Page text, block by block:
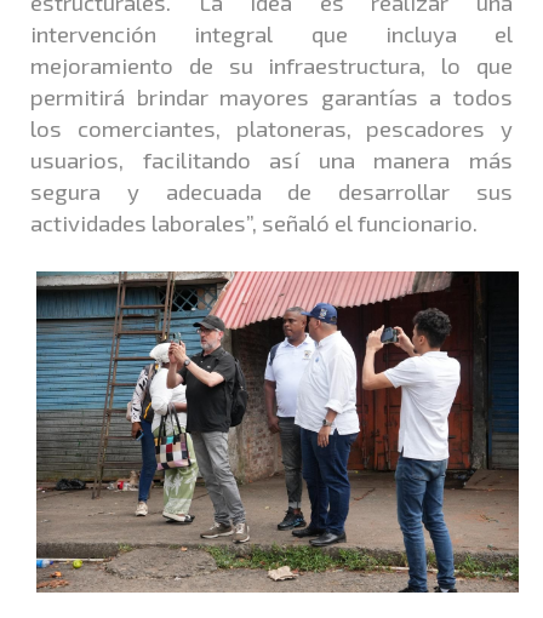
intervención integral que incluya el
mejoramiento de su infraestructura, lo que
permitirá brindar mayores garantías a todos
los comerciantes, platoneras, pescadores y
usuarios, facilitando así una manera más
segura y adecuada de desarrollar sus
actividades laborales”, señaló el funcionario.